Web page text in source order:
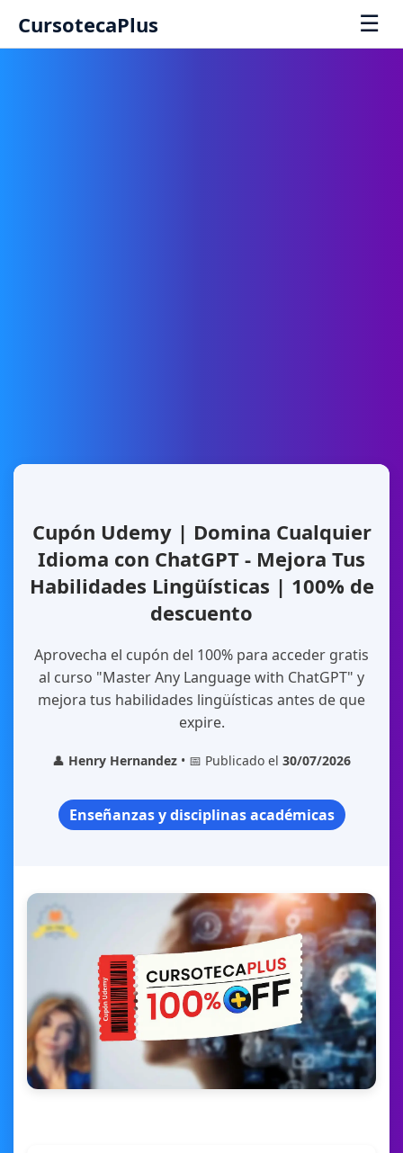
CursotecaPlus ☰
Cupón Udemy | Domina Cualquier
Idioma con ChatGPT - Mejora Tus
Habilidades Lingüísticas | 100% de
descuento
Aprovecha el cupón del 100% para acceder gratis
al curso "Master Any Language with ChatGPT" y
mejora tus habilidades lingüísticas antes de que
expire.
👤 Henry Hernandez • 📅 Publicado el 30/07/2026
Enseñanzas y disciplinas académicas